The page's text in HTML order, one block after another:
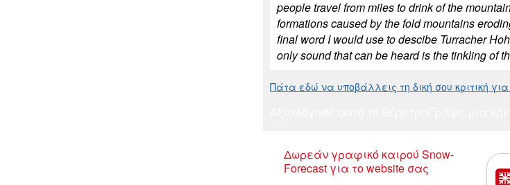
people travel from miles to drink of the
formations caused by the fold mountains
final word I would use to descibe Turracher
only sound that can be heard is the tinkling of
Πάτα εδώ να υποβάλλεις τη δική σου κριτική
Δωρεάν γραφικό καιρού Snow-
Forecast για το website σας